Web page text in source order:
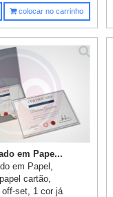
colocar no carrinho
em Pape...
em Papel,
cartão,
set, 1 cor já